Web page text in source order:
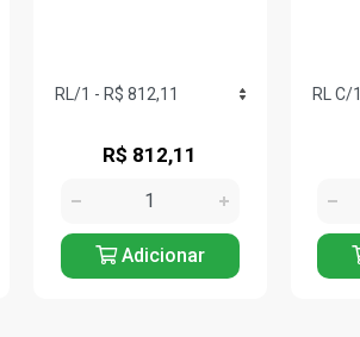
R$ 812,11
Adicionar